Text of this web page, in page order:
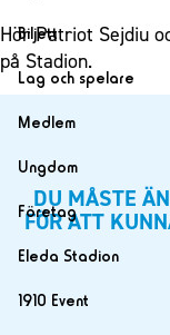
Nyheter
Kalender
Biljett
Biljett
Mitt MFF
Biljetter till
Biljettvillkor
Lag och spelare
Lag
Spelare
Ledarstab
Damlaget
Spelare
Medlem
Medlemskap i
Årsmöte 2026
Ungdom
MFF Ungdom
Sommarfotboll
Fotbollsskolan
Företag
Bli företagspartner
Eleda Stadion
Eleda Stadion
1910 Event
Hör Patriot Sejdiu
på Stadion.
DU MÅSTE
FÖR ATT